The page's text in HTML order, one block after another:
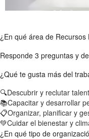
¿En qué área de Recursos
Responde 3 preguntas y
¿Qué te gusta más del
🔍Descubrir y reclutar
📚Capacitar y desarrollar
📋Organizar, planificar y
💚Cuidar el bienestar y
¿En qué tipo de